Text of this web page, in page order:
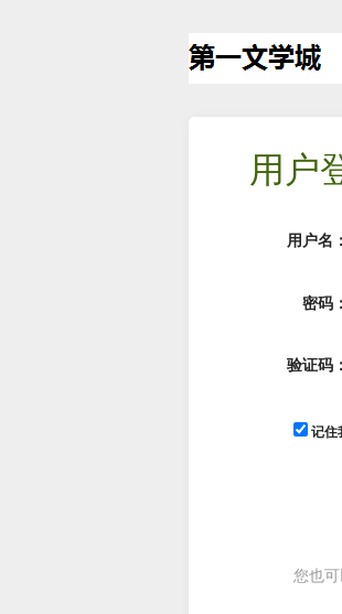
用户
用户名：
密码：
验证码：
记住
您也可